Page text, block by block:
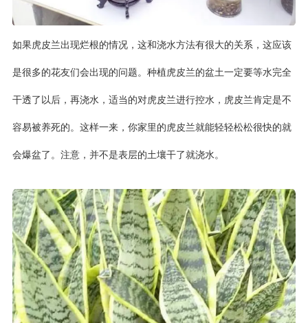
如果虎皮兰出现烂根的情况，这和浇水方法有很大的关系，这应该
是很多的花友们会出现的问题。种植虎皮兰的盆土一定要等水完全
干透了以后，再浇水，适当的对虎皮兰进行控水，虎皮兰肯定是不
容易被养死的。这样一来，你家里的虎皮兰就能轻轻松松很快的就
会爆盆了。注意，并不是表层的土壤干了就浇水。